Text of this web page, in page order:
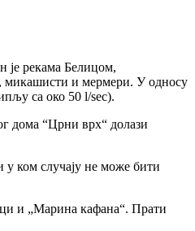
је рекама Белицом,
микашисти и мермери. У односу
са око 50 l/sec).
дома “Црни врх“ долази
у ком случају не може бити
и „Марина кафана“. Прати